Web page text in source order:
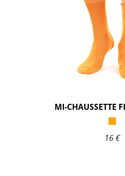
MI-CHAUSSETTE
16 €